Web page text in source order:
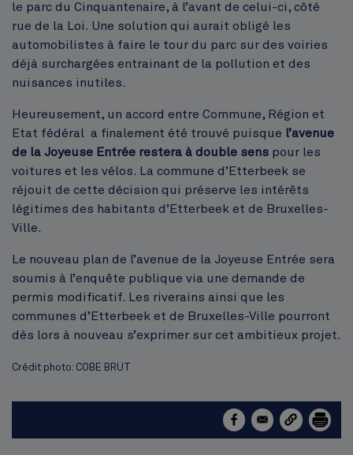
le parc du Cinquantenaire, à l’avant de celui-ci, côté
rue de la Loi. Une solution qui aurait obligé les
automobilistes à faire le tour du parc sur des voiries
déjà surchargées entrainant de la pollution et des
nuisances inutiles.
Heureusement, un accord entre Commune, Région et
Etat fédéral a finalement été trouvé puisque l’avenue
de la Joyeuse Entrée restera à double sens pour les
voitures et les vélos. La commune d’Etterbeek se
réjouit de cette décision qui préserve les intérêts
légitimes des habitants d’Etterbeek et de Bruxelles-
Ville.
Le nouveau plan de l’avenue de la Joyeuse Entrée sera
soumis à l’enquête publique via une demande de
permis modificatif. Les riverains ainsi que les
communes d’Etterbeek et de Bruxelles-Ville pourront
dès lors à nouveau s’exprimer sur cet ambitieux projet.
Crédit photo: COBE BRUT